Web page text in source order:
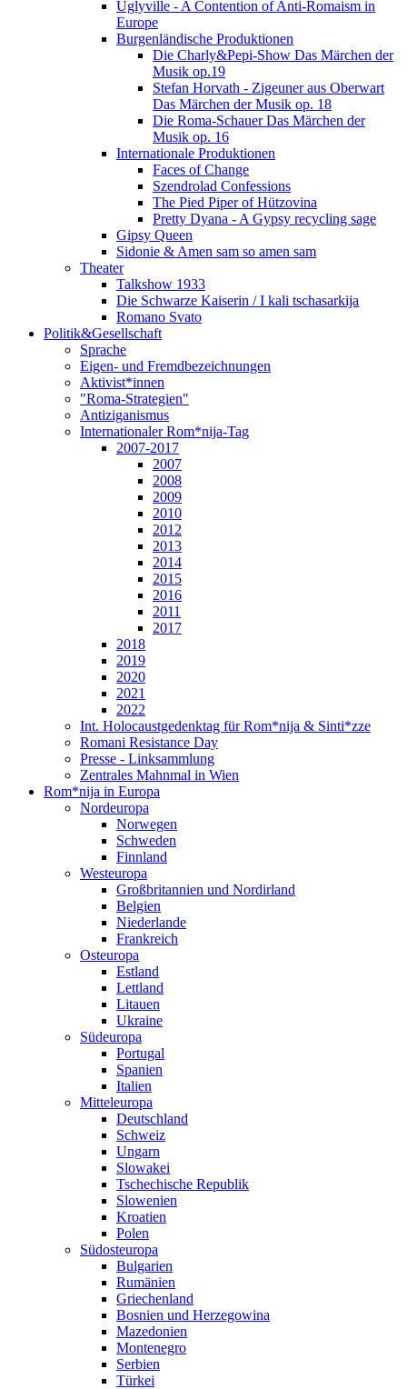
Uglyville - A Contention of Anti-Romaism in
Europe
Burgenländische Produktionen
Die Charly&Pepi-Show Das Märchen der
Musik op.19
Stefan Horvath - Zigeuner aus Oberwart
Das Märchen der Musik op. 18
Die Roma-Schauer Das Märchen der
Musik op. 16
Internationale Produktionen
Faces of Change
Szendrolad Confessions
The Pied Piper of Hützovina
Pretty Dyana - A Gypsy recycling sage
Gipsy Queen
Sidonie & Amen sam so amen sam
Theater
Talkshow 1933
Die Schwarze Kaiserin / I kali tschasarkija
Romano Svato
Politik&Gesellschaft
Sprache
Eigen- und Fremdbezeichnungen
Aktivist*innen
"Roma-Strategien"
Antiziganismus
Internationaler Rom*nija-Tag
2007-2017
2007
2008
2009
2010
2012
2013
2014
2015
2016
2011
2017
2018
2019
2020
2021
2022
Int. Holocaustgedenktag für Rom*nija & Sinti*zze
Romani Resistance Day
Presse - Linksammlung
Zentrales Mahnmal in Wien
Rom*nija in Europa
Nordeuropa
Norwegen
Schweden
Finnland
Westeuropa
Großbritannien und Nordirland
Belgien
Niederlande
Frankreich
Osteuropa
Estland
Lettland
Litauen
Ukraine
Südeuropa
Portugal
Spanien
Italien
Mitteleuropa
Deutschland
Schweiz
Ungarn
Slowakei
Tschechische Republik
Slowenien
Kroatien
Polen
Südosteuropa
Bulgarien
Rumänien
Griechenland
Bosnien und Herzegowina
Mazedonien
Montenegro
Serbien
Türkei